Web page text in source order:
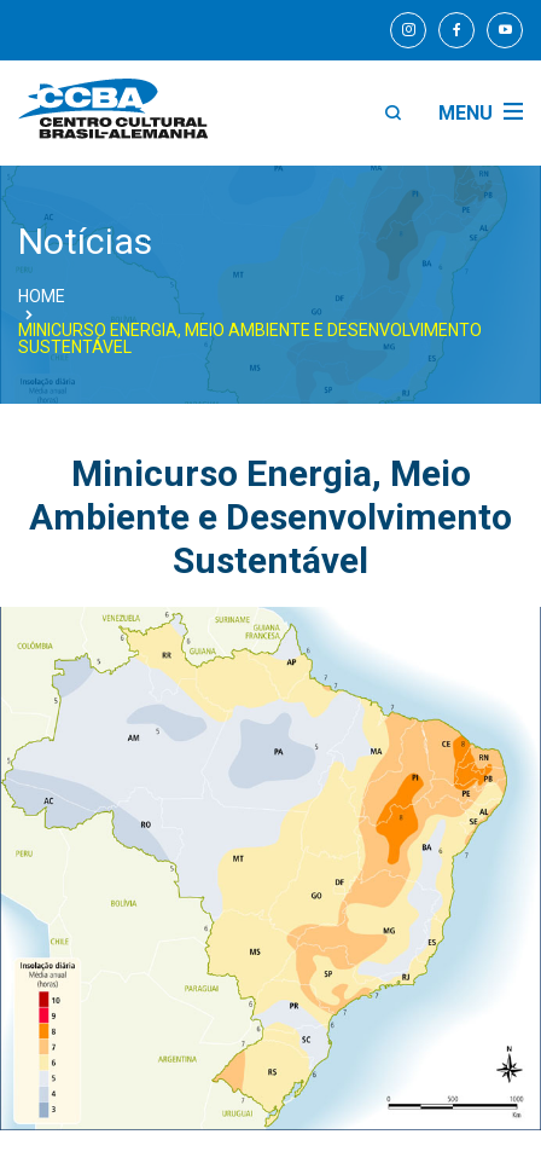
MENU
Notícias
HOME
MINICURSO ENERGIA, MEIO AMBIENTE E DESENVOLVIMENTO
SUSTENTÁVEL
Minicurso Energia, Meio
Ambiente e Desenvolvimento
Sustentável